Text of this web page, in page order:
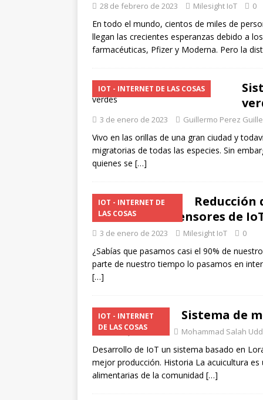
28 de febrero de 2023 Milesight IoT 0
En todo el mundo, cientos de miles de
llegan las crecientes esperanzas debido a
farmacéuticas, Pfizer y Moderna. Pero la
IOT - INTERNET DE LAS COSAS
3 de enero de 2023 Guillermo Perez
Vivo en las orillas de una gran ciudad y
migratorias de todas las especies. Sin
quienes se […]
IOT - INTERNET DE
LAS COSAS
Reducción
través de los sensores de
3 de enero de 2023 Milesight IoT 0
¿Sabías que pasamos casi el 90% de
parte de nuestro tiempo lo pasamos en
[…]
IOT - INTERNET
DE LAS COSAS
Sistema de
2 de mayo de 2022 Mohammad Salah
Desarrollo de IoT un sistema basado en
mejor producción. Historia La acuicultura
alimentarias de la comunidad […]